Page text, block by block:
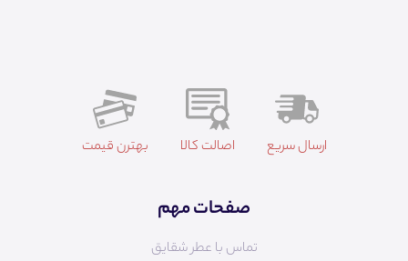
ارسال سریع اصالت کالا بهترن قیمت
صفحات مهم
تماس با عطر شقایق